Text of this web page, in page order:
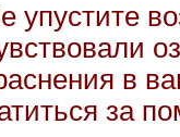
упустите
в
за